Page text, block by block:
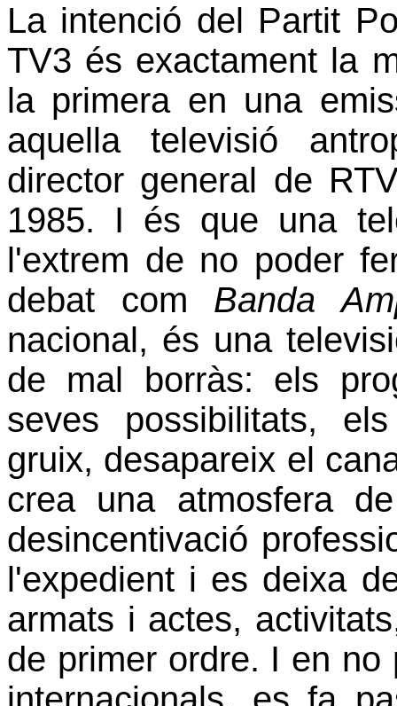
La intenció del Partit
TV3 és exactament la
la primera en una
aquella televisió
director general de
1985. I és que una
l'extrem de no poder
debat com Banda
nacional, és una
de mal borràs: els
seves possibilitats,
gruix, desapareix el
crea una atmosfera
desincentivació
l'expedient i es deixa
armats i actes,
de primer ordre. I en no